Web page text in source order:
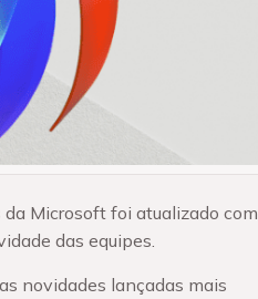
Microsoft foi atualizado com
das equipes.
novidades lançadas mais